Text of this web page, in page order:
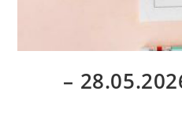
אירועי דיומא – 28.05.2026 –